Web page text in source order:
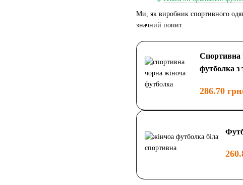
Ми, як виробник спортивного
значний попит.
Спортивна
футболка з
286.70